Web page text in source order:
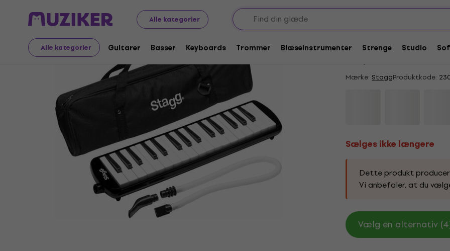
Alle kategorier
Alle kategorier Guitarer Basser Keyboards Trommer Blæseinstrumenter Strenge Studio
Musikinstrumenter Keyboards Melodikaer
Sælges ikke længere
Sælges ikke længere
Stagg Melosta 32
Mærke: StaggProduktkode:
Sælges ikke længere
Dette produkt
Vi anbefaler, at du
Vælg en alternativ